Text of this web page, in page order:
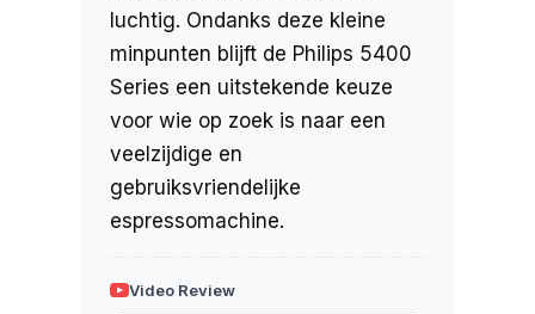
luchtig. Ondanks deze kleine
minpunten blijft de Philips 5400
Series een uitstekende keuze
voor wie op zoek is naar een
veelzijdige en
gebruiksvriendelijke
espressomachine.
Video Review